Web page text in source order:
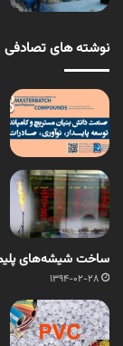
نوشته های تصادفی
ساخت شیشه‌های
1394-02-28